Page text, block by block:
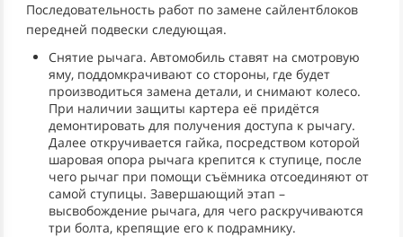
Последовательность работ по замене сайлентблоков
передней подвески следующая.
Снятие рычага. Автомобиль ставят на смотровую
яму, поддомкрачивают со стороны, где будет
производиться замена детали, и снимают колесо.
При наличии защиты картера её придётся
демонтировать для получения доступа к рычагу.
Далее откручивается гайка, посредством которой
шаровая опора рычага крепится к ступице, после
чего рычаг при помощи съёмника отсоединяют от
самой ступицы. Завершающий этап –
высвобождение рычага, для чего раскручиваются
три болта, крепящие его к подрамнику.